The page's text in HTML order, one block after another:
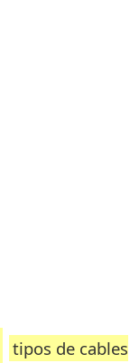
tipos de cables